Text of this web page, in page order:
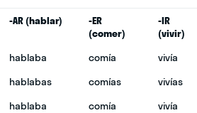
-AR (hablar)
-ER
(comer)
-IR
(vivir)
hablaba comía
vivía
hablabas comías
vivías
hablaba comía
vivía